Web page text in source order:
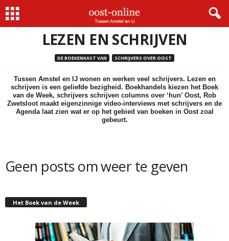
Home
LEZEN EN SCHRIJVEN
DE BOEKENKAST VAN SCHRIJVERS OVER OOST
Tussen Amstel en IJ wonen en werken veel schrijvers. Lezen en
schrijven is een geliefde bezigheid. Boekhandels kiezen het Boek
van de Week, schrijvers schrijven columns over ‘hun’ Oost, Rob
Zwetsloot maakt eigenzinnige video-interviews met schrijvers en de
Agenda laat zien wat er op het gebied van boeken in Oost zoal
gebeurt.
Geen posts om weer te geven
Het Boek van de Week